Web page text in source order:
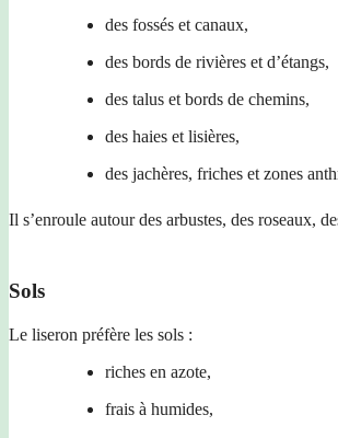
des fossés et canaux,
des bords de rivières et d’étangs,
des talus et bords de chemins,
des haies et lisières,
des jachères, friches et zones
Il s’enroule autour des arbustes, des roseaux,
Sols
Le liseron préfère les sols :
riches en azote,
frais à humides,